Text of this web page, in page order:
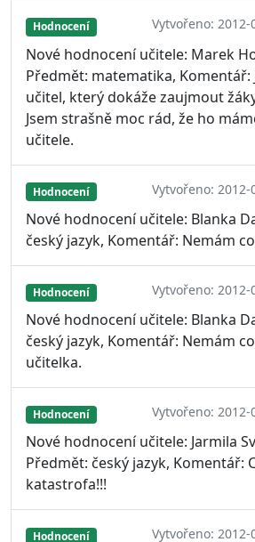
Hodnocení Vytvořeno: 2012-
Nové hodnocení učitele: Marek
Předmět: matematika, Komentář:
učitel, který dokáže zaujmout
Jsem strašně moc rád, že ho
učitele.
Hodnocení Vytvořeno: 2012-
Nové hodnocení učitele: Blanka
český jazyk, Komentář: Nemám
Hodnocení Vytvořeno: 2012-
Nové hodnocení učitele: Blanka
český jazyk, Komentář: Nemám
učitelka.
Hodnocení Vytvořeno: 2012-
Nové hodnocení učitele: Jarmila
Předmět: český jazyk, Komentář:
katastrofa!!!
Hodnocení Vytvořeno: 2012-